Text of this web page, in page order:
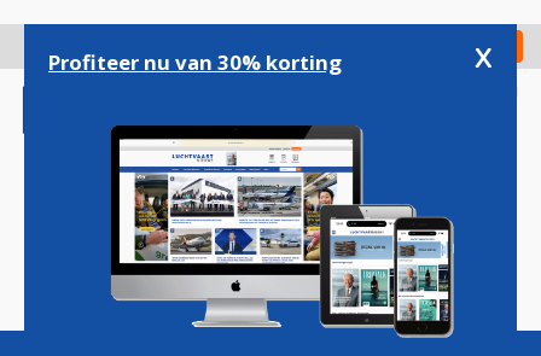
gaan
Check in
Magazine Podcasts Vacatures
Profiteer nu van 30% korting x